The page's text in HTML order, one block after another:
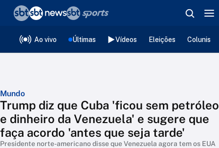
Ao vivo Últimas Vídeos Eleições
Mundo
Trump diz que Cuba 'ficou sem petróleo
e dinheiro da Venezuela' e sugere que
faça acordo 'antes que seja tarde'
Presidente norte-americano disse que Venezuela agora tem os EUA
❮voltar
Editorias